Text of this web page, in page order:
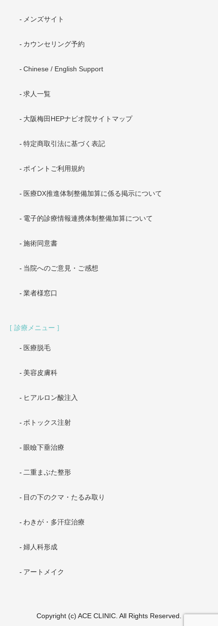
メンズサイト
カウンセリング予約
Chinese / English Support
求人一覧
大阪梅田HEPナビオ院サイトマップ
特定商取引法に基づく表記
ポイントご利用規約
医療DX推進体制整備加算に係る掲示について
電子的診療情報連携体制整備加算について
施術同意書
当院へのご意見・ご感想
業者様窓口
診療メニュー
医療脱毛
美容皮膚科
ヒアルロン酸注入
ボトックス注射
眼瞼下垂治療
二重まぶた整形
目の下のクマ・たるみ取り
わきが・多汗症治療
婦人科形成
アートメイク
Copyright (c) ACE CLINIC. All Rights Reserved.